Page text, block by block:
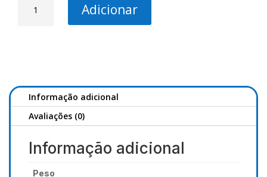
Adicionar
Informação adicional
Avaliações (0)
Informação adicional
Peso